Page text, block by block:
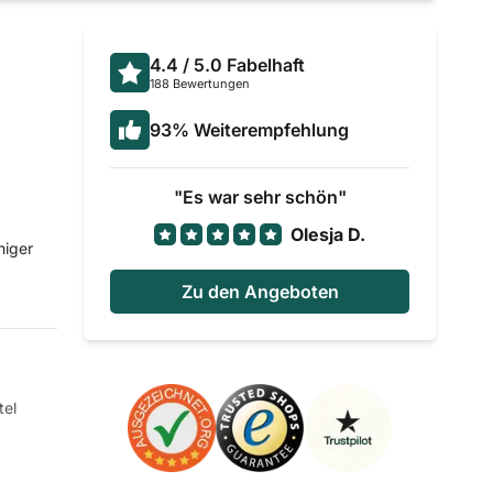
4.4 / 5.0 Fabelhaft
188 Bewertungen
93% Weiterempfehlung
Es war sehr schön
Olesja D.
Zu den Angeboten